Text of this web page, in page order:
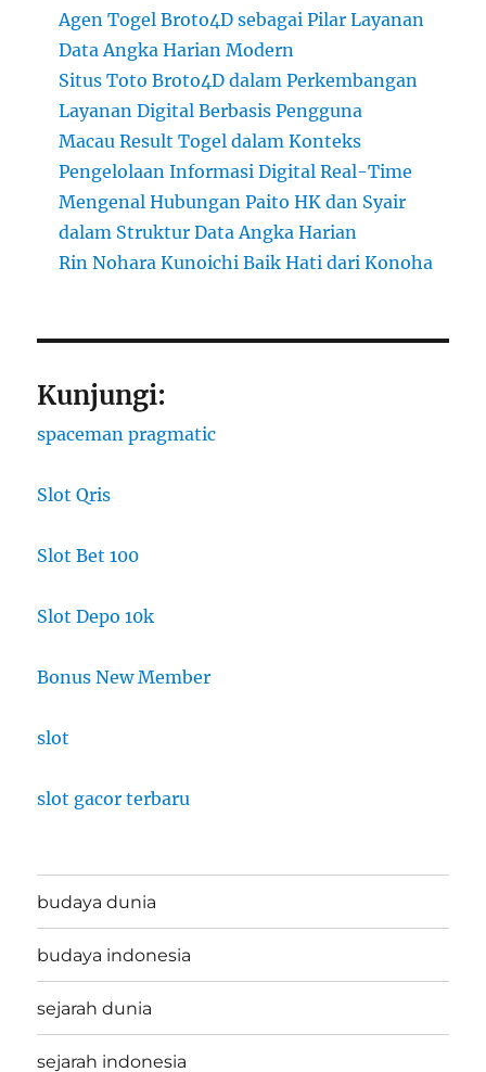
Agen Togel Broto4D sebagai Pilar Layanan
Data Angka Harian Modern
Situs Toto Broto4D dalam Perkembangan
Layanan Digital Berbasis Pengguna
Macau Result Togel dalam Konteks
Pengelolaan Informasi Digital Real-Time
Mengenal Hubungan Paito HK dan Syair
dalam Struktur Data Angka Harian
Rin Nohara Kunoichi Baik Hati dari Konoha
Kunjungi:
spaceman pragmatic
Slot Qris
Slot Bet 100
Slot Depo 10k
Bonus New Member
slot
slot gacor terbaru
budaya dunia
budaya indonesia
sejarah dunia
sejarah indonesia